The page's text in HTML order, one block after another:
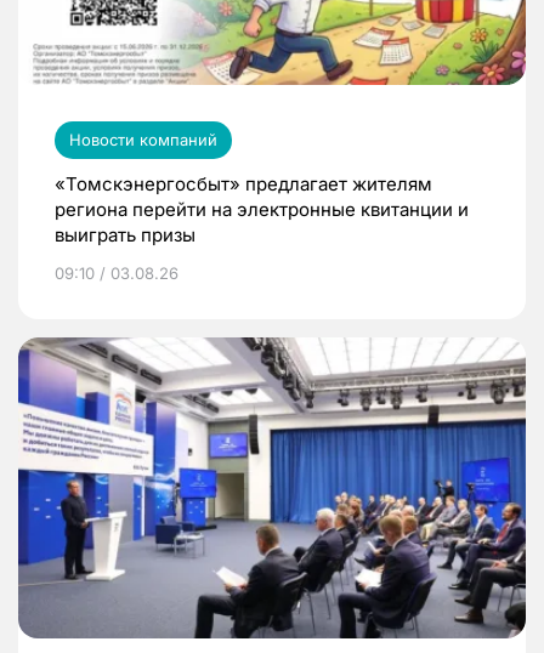
Новости компаний
«Томскэнергосбыт» предлагает жителям
региона перейти на электронные квитанции и
выиграть призы
09:10 / 03.08.26